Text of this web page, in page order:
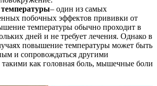
– один из самых
побочных эффектов прививки от
температуры обычно проходит в
дней и не требует лечения. Однако в
повышение температуры может быть
и сопровождаться другими
как головная боль, мышечные боли